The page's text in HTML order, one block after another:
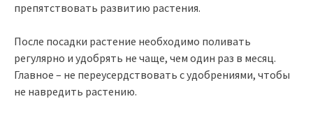
препятствовать развитию растения.
После посадки растение необходимо поливать
регулярно и удобрять не чаще, чем один раз в месяц.
Главное – не переусердствовать с удобрениями, чтобы
не навредить растению.